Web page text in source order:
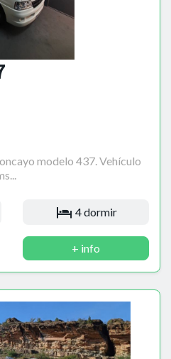
modelo 437. Vehículo
4 dormir
+ info